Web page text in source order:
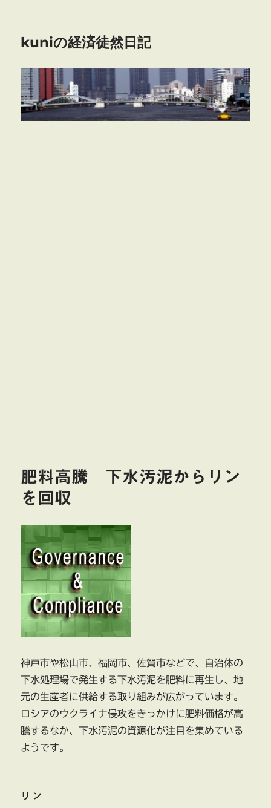
kuniの経済徒然日記
肥料高騰 下水汚泥からリン
を回収
神戸市や松山市、福岡市、佐賀市などで、自治体の
下水処理場で発生する下水汚泥を肥料に再生し、地
元の生産者に供給する取り組みが広がっています。
ロシアのウクライナ侵攻をきっかけに肥料価格が高
騰するなか、下水汚泥の資源化が注目を集めている
ようです。
リン